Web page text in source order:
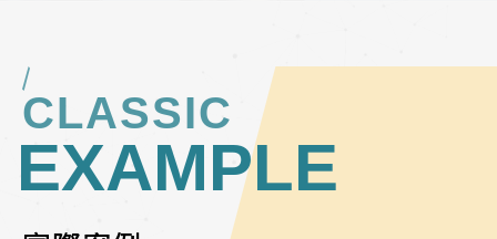
CLASSIC
EXAMPLE